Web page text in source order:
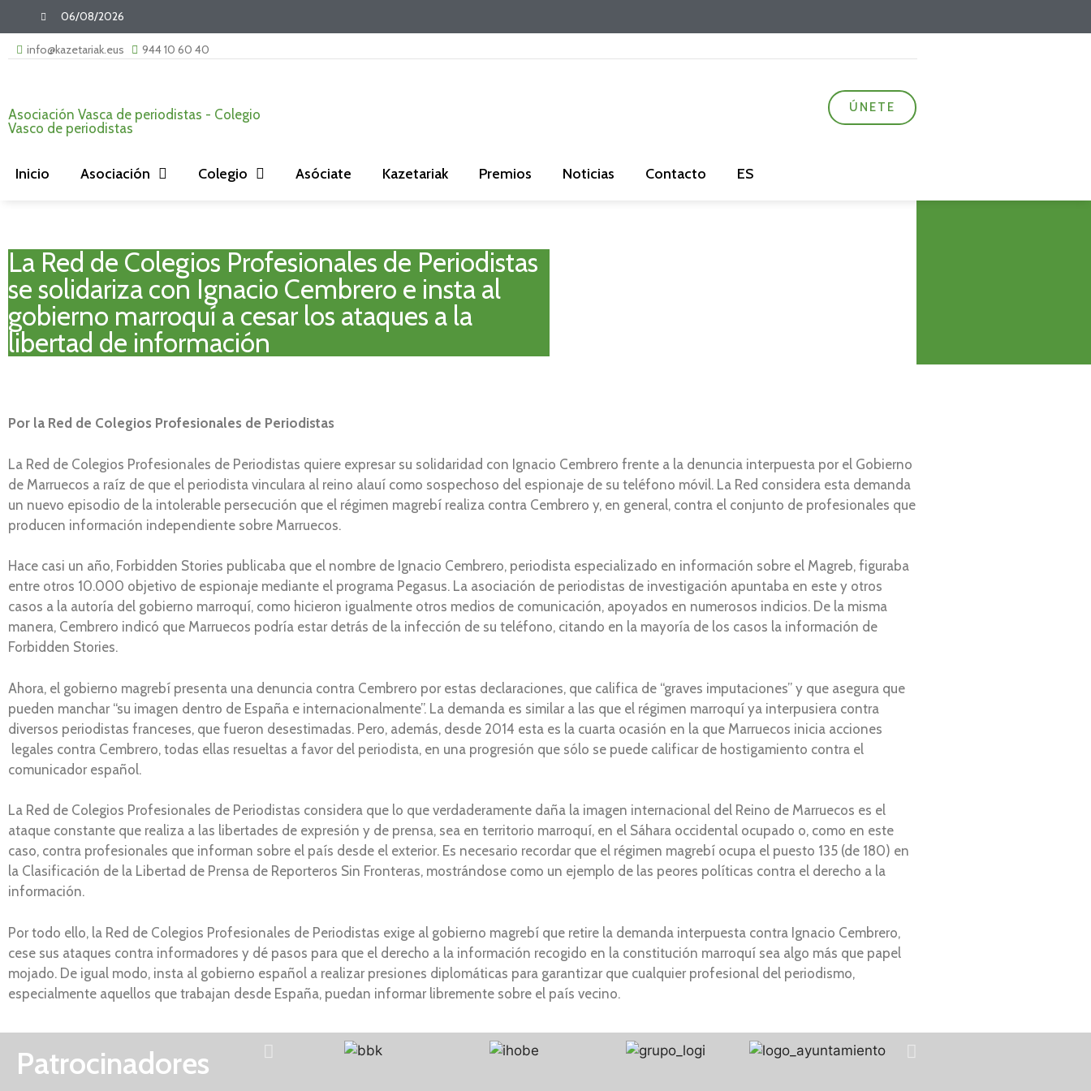
06/08/2026
info@kazetariak.eus 944 10 60 40
Asociación Vasca de periodistas - Colegio
Vasco de periodistas
ÚNETE
Inicio Asociación Colegio Asóciate Kazetariak Premios Noticias Contacto ES
La Red de Colegios Profesionales de Periodistas
se solidariza con Ignacio Cembrero e insta al
gobierno marroquí a cesar los ataques a la
libertad de información
Por la Red de Colegios Profesionales de Periodistas
La Red de Colegios Profesionales de Periodistas quiere expresar su solidaridad con Ignacio Cembrero frente a la denuncia interpuesta por el Gobierno
de Marruecos a raíz de que el periodista vinculara al reino alauí como sospechoso del espionaje de su teléfono móvil. La Red considera esta demanda
un nuevo episodio de la intolerable persecución que el régimen magrebí realiza contra Cembrero y, en general, contra el conjunto de profesionales que
producen información independiente sobre Marruecos.
Hace casi un año, Forbidden Stories publicaba que el nombre de Ignacio Cembrero, periodista especializado en información sobre el Magreb, figuraba
entre otros 10.000 objetivo de espionaje mediante el programa Pegasus. La asociación de periodistas de investigación apuntaba en este y otros
casos a la autoría del gobierno marroquí, como hicieron igualmente otros medios de comunicación, apoyados en numerosos indicios. De la misma
manera, Cembrero indicó que Marruecos podría estar detrás de la infección de su teléfono, citando en la mayoría de los casos la información de
Forbidden Stories.
Ahora, el gobierno magrebí presenta una denuncia contra Cembrero por estas declaraciones, que califica de “graves imputaciones” y que asegura que
pueden manchar “su imagen dentro de España e internacionalmente”. La demanda es similar a las que el régimen marroquí ya interpusiera contra
diversos periodistas franceses, que fueron desestimadas. Pero, además, desde 2014 esta es la cuarta ocasión en la que Marruecos inicia acciones
legales contra Cembrero, todas ellas resueltas a favor del periodista, en una progresión que sólo se puede calificar de hostigamiento contra el
comunicador español.
La Red de Colegios Profesionales de Periodistas considera que lo que verdaderamente daña la imagen internacional del Reino de Marruecos es el
ataque constante que realiza a las libertades de expresión y de prensa, sea en territorio marroquí, en el Sáhara occidental ocupado o, como en este
caso, contra profesionales que informan sobre el país desde el exterior. Es necesario recordar que el régimen magrebí ocupa el puesto 135 (de 180) en
la Clasificación de la Libertad de Prensa de Reporteros Sin Fronteras, mostrándose como un ejemplo de las peores políticas contra el derecho a la
información.
Por todo ello, la Red de Colegios Profesionales de Periodistas exige al gobierno magrebí que retire la demanda interpuesta contra Ignacio Cembrero,
cese sus ataques contra informadores y dé pasos para que el derecho a la información recogido en la constitución marroquí sea algo más que papel
mojado. De igual modo, insta al gobierno español a realizar presiones diplomáticas para garantizar que cualquier profesional del periodismo,
especialmente aquellos que trabajan desde España, puedan informar libremente sobre el país vecino.
Patrocinadores